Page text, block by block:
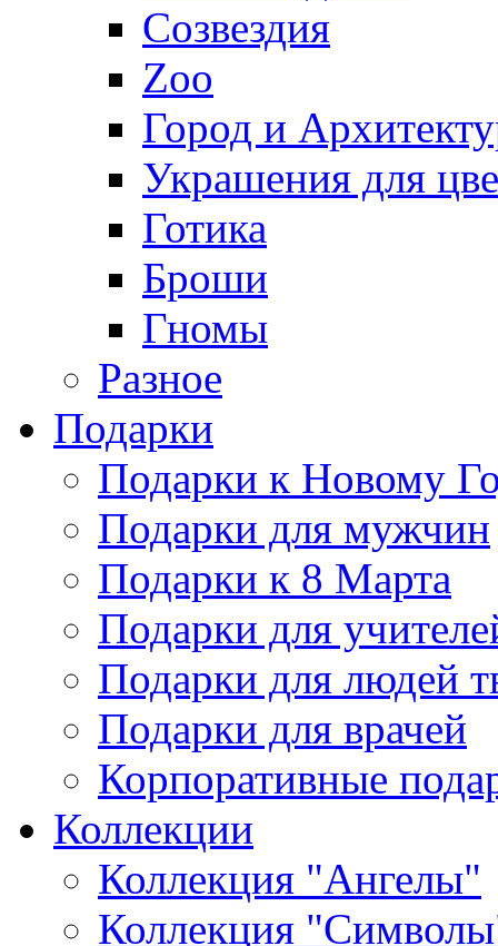
Созвездия
Zoo
Город и
Украшения для
Готика
Броши
Гномы
Разное
Подарки
Подарки к Новому
Подарки для мужчин
Подарки к 8 Марта
Подарки для
Подарки для людей
Подарки для врачей
Корпоративные
Коллекции
Коллекция "Ангелы"
Коллекция